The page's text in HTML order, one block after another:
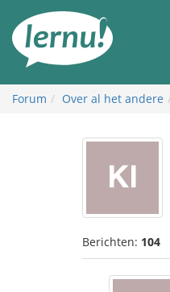
inhoud
Forum Over al het andere
Berichten: 104